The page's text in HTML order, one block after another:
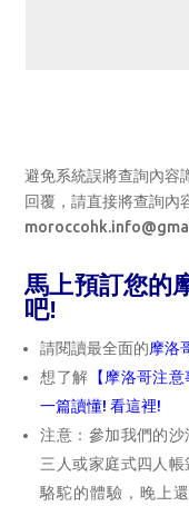
避免系統誤將查詢內容
回覆，請直接將查詢內
馬上預訂您的
吧!
請閱讀最全面的摩洛
想了解 【摩洛哥注
一篇讀懂! 看這裡!
注意：參加我們的沙
三人或家庭式四人
駱駝的體驗，晚上